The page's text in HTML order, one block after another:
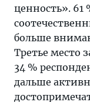
ценность».
больше
Третье место
34 %
дальше